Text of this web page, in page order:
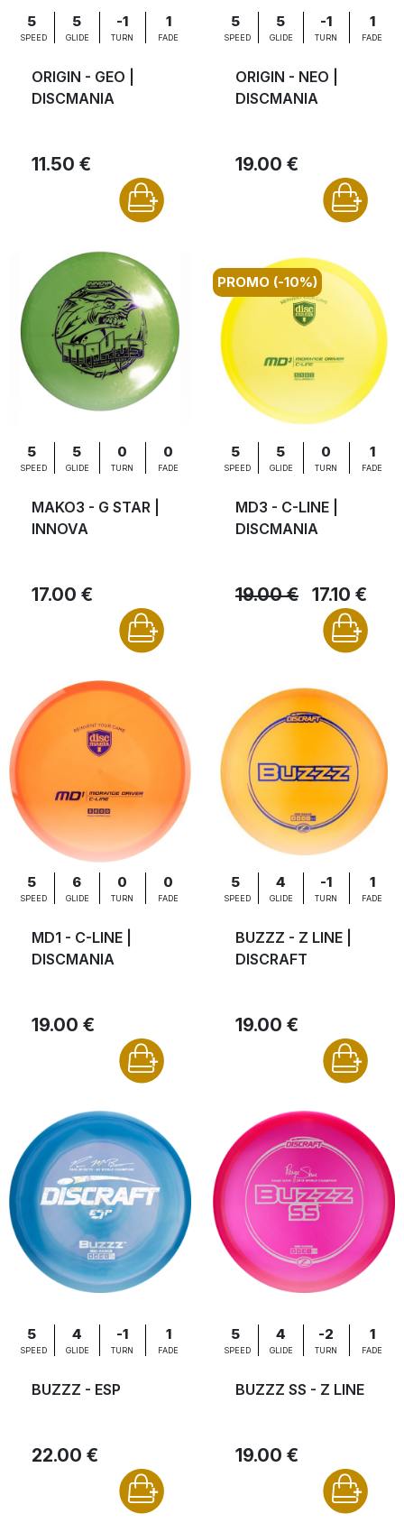
5
SPEED
5
GLIDE
-1
TURN
1
FADE
ORIGIN - GEO |
DISCMANIA
11.50 €
5
SPEED
5
GLIDE
-1
TURN
1
FADE
ORIGIN - NEO |
DISCMANIA
19.00 €
5
SPEED
5
GLIDE
0
TURN
0
FADE
MAKO3 - G STAR |
INNOVA
17.00 €
PROMO (-10%)
5
SPEED
5
GLIDE
0
TURN
1
FADE
MD3 - C-LINE |
DISCMANIA
19.00 € 17.10 €
5
SPEED
6
GLIDE
0
TURN
0
FADE
MD1 - C-LINE |
DISCMANIA
19.00 €
5
SPEED
4
GLIDE
-1
TURN
1
FADE
BUZZZ - Z LINE |
DISCRAFT
19.00 €
5
SPEED
4
GLIDE
-1
TURN
1
FADE
BUZZZ - ESP
22.00 €
5
SPEED
4
GLIDE
-2
TURN
1
FADE
BUZZZ SS - Z LINE
19.00 €